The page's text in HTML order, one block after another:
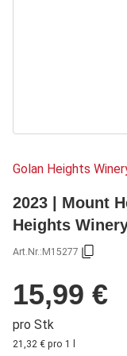
Golan Heights
2023 | Mount
Heights
Art.Nr.:M15277
15,99 €
pro Stk
21,32 € pro 1 l